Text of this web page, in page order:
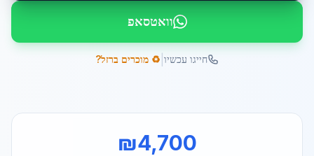
וואטסאפ
חייגו עכשיו ♻️ מוכרים ברזל?
₪4,700